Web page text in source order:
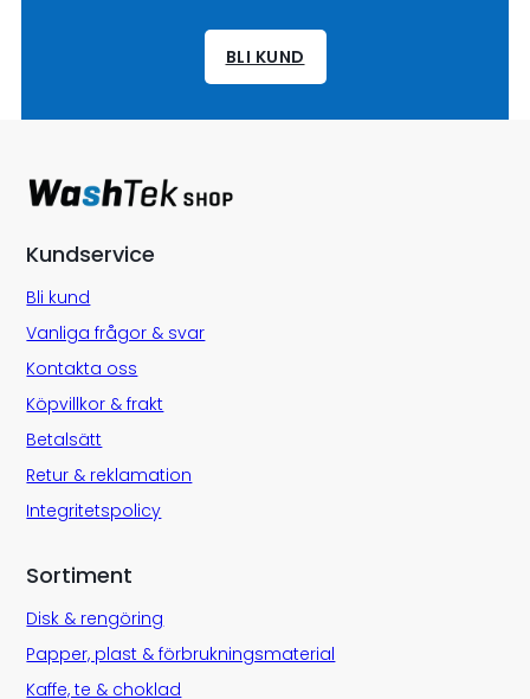
BLI KUND
Kundservice
Bli kund
Vanliga frågor & svar
Kontakta oss
Köpvillkor & frakt
Betalsätt
Retur & reklamation
Integritetspolicy
Sortiment
Disk & rengöring
Papper, plast & förbrukningsmaterial
Kaffe, te & choklad